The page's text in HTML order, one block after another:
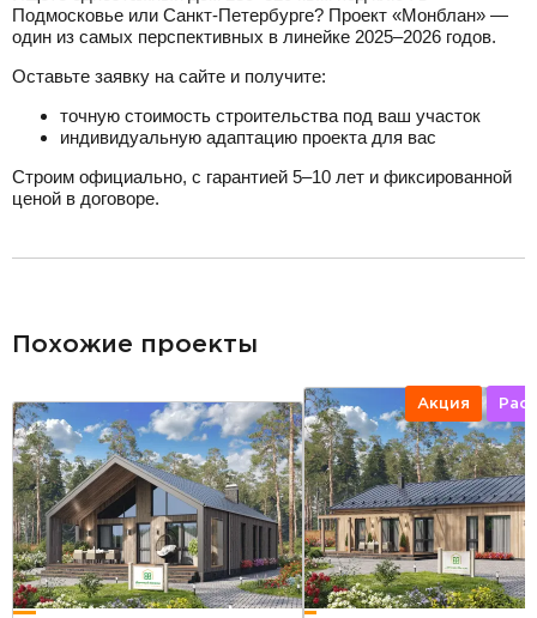
Подмосковье или Санкт-Петербурге? Проект «Монблан» —
один из самых перспективных в линейке 2025–2026 годов.
Оставьте заявку на сайте и получите:
точную стоимость строительства под ваш участок
индивидуальную адаптацию проекта для вас
Строим официально, с гарантией 5–10 лет и фиксированной
ценой в договоре.
Похожие проекты
Акция